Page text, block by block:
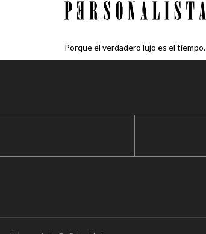
Porque el verdadero lujo es el tiempo.